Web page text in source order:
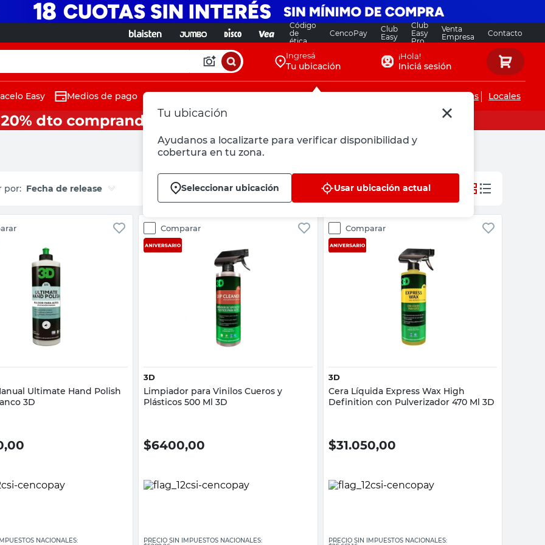
Código
de
ética
CencoPay
Club
Easy
Club
Easy
Pro
Venta
Empresa
Contacto
Ingresá
Tu ubicación
Tu ubicación
Ayudanos a localizarte para verificar disponibilidad y
cobertura en tu zona.
Seleccionar ubicación Usar ubicación actual
¡Hola!
Iniciá sesión
Easy Medios de pago Servicios de instalaciones Locales
Fecha de release
Vista rápida
Ultimate Hand Polish
3D
NACIONALES:
Comparar
Vista rápida
3D
Limpiador para Vinilos Cueros y
Plásticos 500 Ml 3D
$6400,00
PRECIO SIN IMPUESTOS NACIONALES:
Comparar
Vista rápida
3D
Cera Líquida Express Wax High
Definition con Pulverizador 470 Ml 3D
$31.050,00
PRECIO SIN IMPUESTOS NACIONALES: